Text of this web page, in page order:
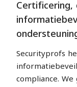
Certificering,
Securityprofs
compliance.